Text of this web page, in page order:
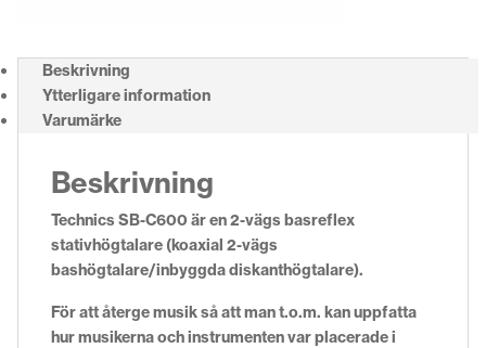
Beskrivning
Ytterligare information
Varumärke
Beskrivning
Technics SB-C600 är en 2-vägs basreflex
stativhögtalare (koaxial 2-vägs
bashögtalare/inbyggda diskanthögtalare).
För att återge musik så att man t.o.m. kan uppfatta
hur musikerna och instrumenten var placerade i